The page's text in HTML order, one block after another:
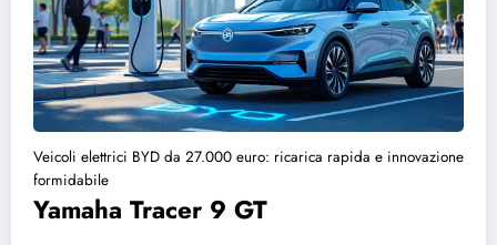
Veicoli elettrici BYD da 27.000 euro: ricarica rapida e innovazione
formidabile
Yamaha Tracer 9 GT